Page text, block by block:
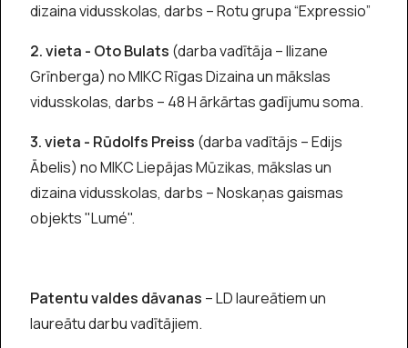
dizaina vidusskolas, darbs – Rotu grupa “Expressio”
2. vieta - Oto Bulats (darba vadītāja – Ilizane
Grīnberga) no MIKC Rīgas Dizaina un mākslas
vidusskolas, darbs – 48 H ārkārtas gadījumu soma.
3. vieta - Rūdolfs Preiss (darba vadītājs – Edijs
Ābelis) no MIKC Liepājas Mūzikas, mākslas un
dizaina vidusskolas, darbs – Noskaņas gaismas
objekts "Lumé".
Patentu valdes dāvanas – LD laureātiem un
laureātu darbu vadītājiem.